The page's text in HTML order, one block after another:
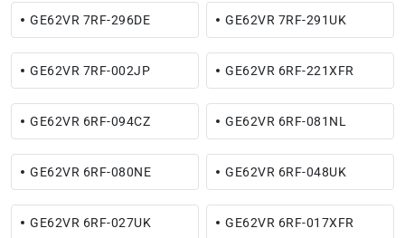
GE62VR 7RF-296DE GE62VR 7RF-291UK
GE62VR 7RF-002JP GE62VR 6RF-221XFR
GE62VR 6RF-094CZ GE62VR 6RF-081NL
GE62VR 6RF-080NE GE62VR 6RF-048UK
GE62VR 6RF-027UK GE62VR 6RF-017XFR